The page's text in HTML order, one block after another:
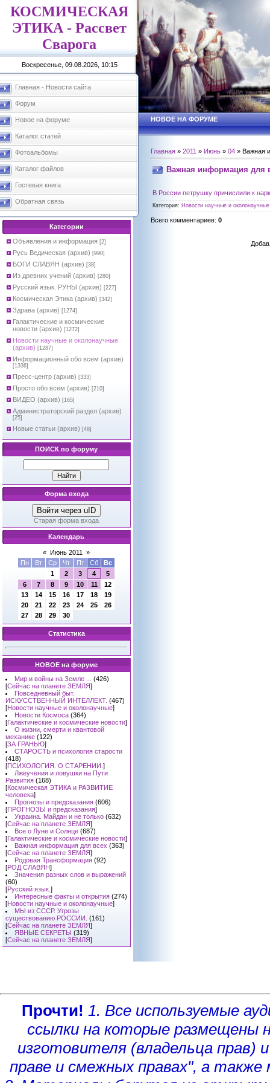
КОСМИЧЕСКАЯ
ЭТИКА - Рассвет
Сварога
Воскресенье, 09.08.2026, 10:15
Главная - Новости сайта
Форум
Новое на форуме
Каталог статей
Фотоальбомы
Каталог файлов
Гостевая книга
Обратная связь
Категории
Объявления и информация [2]
Русь Ведическая (архив) [990]
БОГИ СЛАВЯН (архив) [38]
Из древних учений (архив) [280]
Русский язык. РУНЫ (архив) [227]
Космическая Этика (архив) [342]
Здрава (архив) [1274]
Галактические и космические
новости (архив) [1272]
Новости научные и околонаучные
(архив) [1287]
Информационный обо всем (архив)
[1336]
Пресс-центр (архив) [333]
Просто обо всем (архив) [210]
ВИДЕО (архив) [165]
Администраторский раздел (архив)
[25]
Новые статьи (архив) [48]
ПОИСК по форуму
Форма входа
Войти через uID
Старая форма входа
Календарь
« Июнь 2011
»
Пн
Вт Ср Чт Пт Сб
Вс
1
2 3 4
5
6
7 8 9 10 11
12
13
14 15 16 17 18
19
20
21 22 23 24 25
26
27
28 29 30
Статистика
НОВОЕ на форуме
Мир и войны на Земле ...
(426)
[Сейчас на планете ЗЕМЛЯ]
Повседневный быт.
ИСКУССТВЕННЫЙ ИНТЕЛЛЕКТ. (467)
[Новости научные и околонаучные]
Новости Космоса (364)
[Галактические и космические новости]
О жизни, смерти и квантовой
механике (122)
[ЗА ГРАНЬЮ]
СТАРОСТЬ и психология старости
(418)
[ПСИХОЛОГИЯ. О СТАРЕНИИ. ]
Лжеучения и ловушки на Пути
Развития (168)
[Космическая ЭТИКА и РАЗВИТИЕ
человека]
Прогнозы и предсказания (606)
[ПРОГНОЗЫ и предсказания]
Украина. Майдан и не только (632)
[Сейчас на планете ЗЕМЛЯ]
Все о Луне и Солнце (687)
[Галактические и космические новости]
Важная информация для всех (363)
[Сейчас на планете ЗЕМЛЯ]
Родовая Трансформация (92)
[РОД СЛАВЯН]
Значения разных слов и выражений
(60)
[Русский язык. ]
Интересные факты и открытия (274)
[Новости научные и околонаучные]
МЫ из СССР. Угрозы
существованию РОССИИ. (161)
[Сейчас на планете ЗЕМЛЯ]
ЯВНЫЕ СЕКРЕТЫ (319)
[Сейчас на планете ЗЕМЛЯ]
НОВОЕ НА ФОРУМЕ
Главная » 2011 » Июнь » 04 » Важная
Важная информация для
В России петрушку причислили к
Категория: Новости научные и
Всего комментариев: 0
Прочти! 1. Все используемые
ссылки на которые размещены
изготовителя (владельца прав)
праве и смежных правах", а